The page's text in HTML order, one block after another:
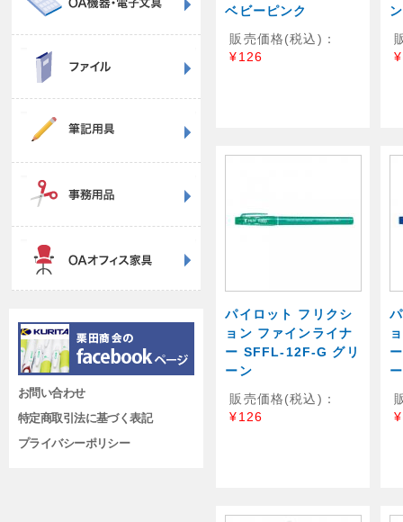
お問い合わせ
特定商取引法に基づく表記
プライバシーポリシー
ベビーピンク
販売価格(税込)：
¥126
パイロット フリクシ
ョン ファインライナ
ー SFFL-12F-G グリ
ーン
販売価格(税込)：
¥126
ー